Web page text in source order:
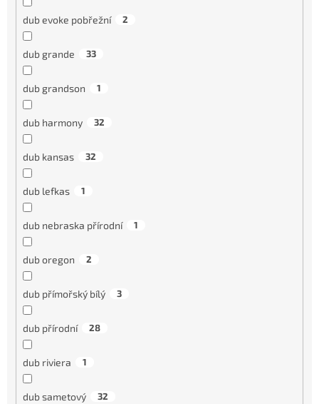
dub evoke pobřežní 2
dub grande 33
dub grandson 1
dub harmony 32
dub kansas 32
dub lefkas 1
dub nebraska přírodní 1
dub oregon 2
dub přímořský bílý 3
dub přírodní 28
dub riviera 1
dub sametový 32